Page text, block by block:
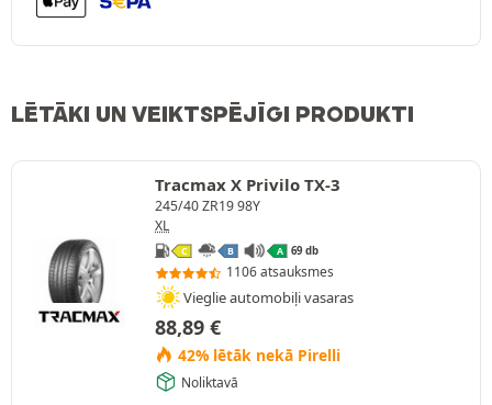
LĒTĀKI UN VEIKTSPĒJĪGI PRODUKTI
Tracmax X Privilo TX-3
245/40 ZR19 98Y
XL
C B A 69 db
1106 atsauksmes
Vieglie automobiļi vasaras
88,89 €
42% lētāk nekā Pirelli
Noliktavā